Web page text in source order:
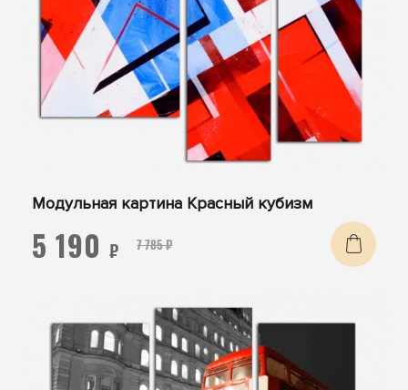
Модульная картина Красный кубизм
7 785 ₽
5 190 ₽